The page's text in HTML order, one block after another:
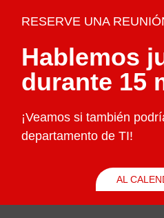
RESERVE UNA
Hablemos
durante 15
¡Veamos si también
departamento de TI!
AL